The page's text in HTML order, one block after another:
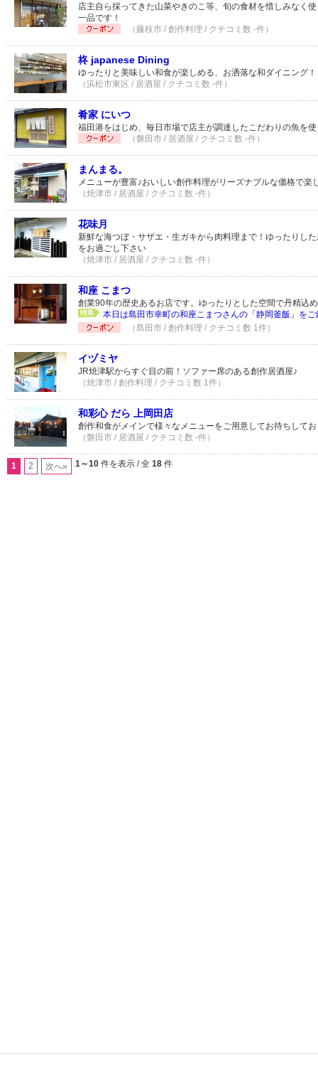
店主自ら採ってきた山菜やきのこ等、旬の食材を惜しみなく
一品です！
（藤枝市 / 創作料理 / クチコミ数 -件）
柊 japanese Dining
ゆったりと美味しい和食が楽しめる、お洒落な和ダイニング！
（浜松市東区 / 居酒屋 / クチコミ数 -件）
肴家 にいつ
福田港をはじめ、毎日市場で店主が調達したこだわりの魚を
（磐田市 / 居酒屋 / クチコミ数 -件）
まんまる。
メニューが豊富♪おいしい創作料理がリーズナブルな価格で楽
（焼津市 / 居酒屋 / クチコミ数 -件）
花味月
新鮮な海つぼ・サザエ・生ガキから肉料理まで！ゆったりし
をお過ごし下さい
（焼津市 / 居酒屋 / クチコミ数 -件）
和座 こまつ
創業90年の歴史あるお店です。ゆったりとした空間で丹精込
本日は島田市幸町の和座こまつさんの「静岡釜飯」を
（島田市 / 創作料理 / クチコミ数 1件）
イヅミヤ
JR焼津駅からすぐ目の前！ソファー席のある創作居酒屋♪
（焼津市 / 創作料理 / クチコミ数 1件）
和彩心 だら 上岡田店
創作和食がメインで様々なメニューをご用意してお待ちして
（磐田市 / 居酒屋 / クチコミ数 -件）
1 2 次へ» 1～10 件を表示 / 全 18 件